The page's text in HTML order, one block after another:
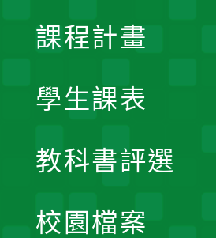
課程計畫
學生課表
教科書評選
校園檔案